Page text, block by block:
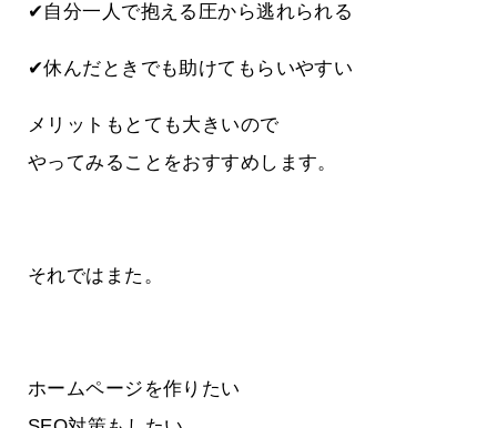
✔自分一人で抱える圧から逃れられる
✔休んだときでも助けてもらいやすい
メリットもとても大きいので
やってみることをおすすめします。
それではまた。
ホームページを作りたい